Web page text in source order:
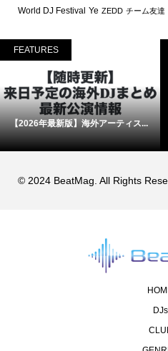
World DJ Festival
Ye ZEDD チーム友達
FEATURES
【2026年最新版】海外アーティス...
© 2024 BeatMag. All Rights
DJs